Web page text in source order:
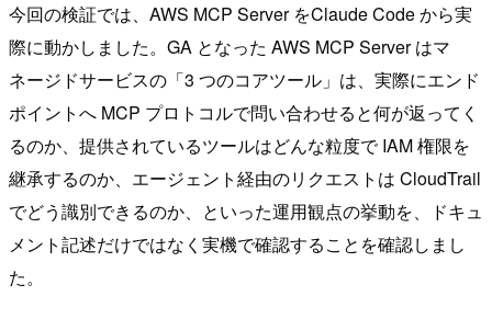
今回の検証では、AWS MCP Server をClaude Code から実
際に動かしました。GA となった AWS MCP Server はマ
ネージドサービスの「3 つのコアツール」は、実際にエンド
ポイントへ MCP プロトコルで問い合わせると何が返ってく
るのか、提供されているツールはどんな粒度で IAM 権限を
継承するのか、エージェント経由のリクエストは CloudTrail
でどう識別できるのか、といった運用観点の挙動を、ドキュ
メント記述だけではなく実機で確認することを確認しまし
た。